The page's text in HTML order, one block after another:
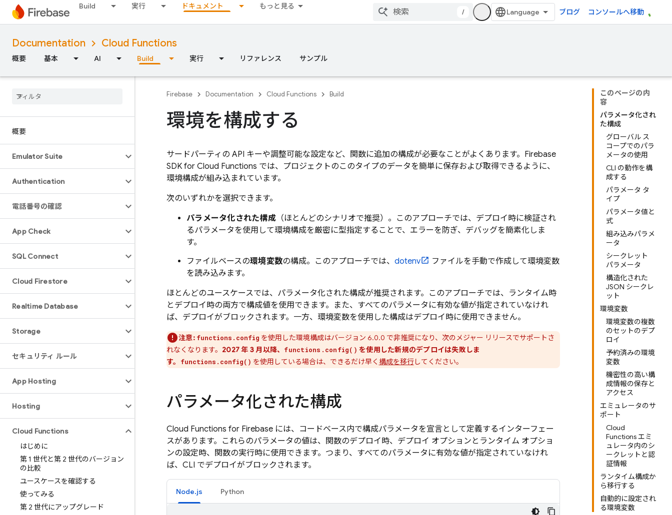
Build 実行 ドキュメント もっと見る
/ ブログ コンソールへ移動
Documentation Cloud Functions
概要 基本 AI Build 実行 リファレンス サンプル
概要
Emulator Suite
Authentication
電話番号の確認
App Check
SQL Connect
Cloud Firestore
Realtime Database
Storage
セキュリティ ルール
App Hosting
Hosting
Cloud Functions
はじめに
第 1 世代と第 2 世代のバージョン
の比較
ユースケースを確認する
使ってみる
第 2 世代にアップグレード
このページの内
容
パラメータ化され
た構成
グローバル ス
コープでのパラ
メータの使用
CLI の動作を構
成する
パラメータ タ
イプ
パラメータ値と
式
組み込みパラメ
ータ
シークレット
パラメータ
構造化された
JSON シークレ
ット
環境変数
環境変数の複数
のセットのデプ
ロイ
予約済みの環境
変数
機密性の高い構
成情報の保存と
アクセス
エミュレータのサ
ポート
Cloud
Functions エミ
ュレータ内のシ
ークレットと認
証情報
ランタイム構成か
ら移行する
自動的に設定され
る環境変数
Firebase Documentation Cloud Functions Build
環境を構成する
サードパーティの API キーや調整可能な設定など、関数に追加の構成が必要なことがよくあります。 Firebase
SDK for Cloud Functions では、プロジェクトのこのタイプのデータを簡単に保存および取得できるように、
環境構成が組み込まれています。
次のいずれかを選択できます。
パラメータ化された構成（ほとんどのシナリオで推奨）。このアプローチでは、デプロイ時に検証され
るパラメータを使用して環境構成を厳密に型指定することで、エラーを防ぎ、デバッグを簡素化しま
す。
ファイルベースの環境変数の構成。このアプローチでは、 dotenv
ファイルを手動で作成して環境変数
を読み込みます。
ほとんどのユースケースでは、パラメータ化された構成が推奨されます。このアプローチでは、ランタイム時
とデプロイ時の両方で構成値を使用できます。また、すべてのパラメータに有効な値が指定されていなけれ
ば、デプロイがブロックされます。一方、環境変数を使用した構成はデプロイ時に使用できません。
注意: functions.config を使用した環境構成はバージョン 6.0.0 で非推奨になり、次のメジャー リリースでサポートさ
れなくなります。 2027 年 3 月以降、 functions.config() を使用した新規のデプロイは失敗しま
す。
functions.config() を使用している場合は、できるだけ早く 構成を移行してください。
パラメータ化された構成
Cloud Functions for Firebase には、コードベース内で構成パラメータを宣言として定義するインターフェー
スがあります。これらのパラメータの値は、関数のデプロイ時、デプロイ オプションとランタイム オプショ
ンの設定時、関数の実行時に使用できます。つまり、すべてのパラメータに有効な値が指定されていなけれ
ば、CLI でデプロイがブロックされます。
Node.js Python